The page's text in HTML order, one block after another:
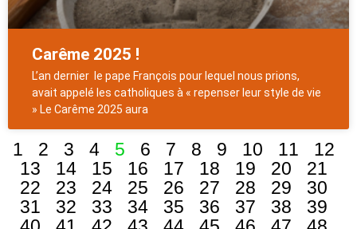
Carême 2025 !
L’an dernier le pape François pour lequel nous prions,
avait appelé les catholiques à « repenser leur style de vie
» Le Carême 2025 aura
1 2 3 4 5 6 7 8 9 10 11
12
13
14 15 16 17 18 19 20
21
22
23 24 25 26 27 28 29
30
31
32 33 34 35 36 37 38
39